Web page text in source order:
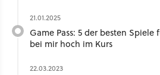
21.01.2025
Game Pass: 5 der besten
bei mir hoch im Kurs
22.03.2023